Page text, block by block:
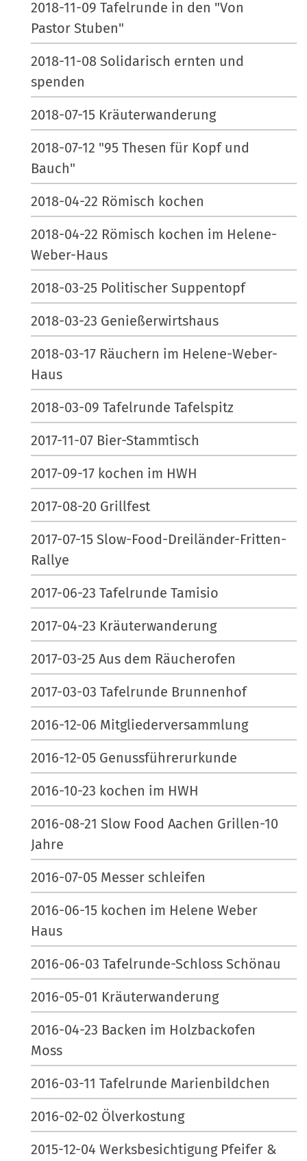
2018-11-09 Tafelrunde in den "Von
Pastor Stuben"
2018-11-08 Solidarisch ernten und
spenden
2018-07-15 Kräuterwanderung
2018-07-12 "95 Thesen für Kopf und
Bauch"
2018-04-22 Römisch kochen
2018-04-22 Römisch kochen im Helene-
Weber-Haus
2018-03-25 Politischer Suppentopf
2018-03-23 Genießerwirtshaus
2018-03-17 Räuchern im Helene-Weber-
Haus
2018-03-09 Tafelrunde Tafelspitz
2017-11-07 Bier-Stammtisch
2017-09-17 kochen im HWH
2017-08-20 Grillfest
2017-07-15 Slow-Food-Dreiländer-Fritten-
Rallye
2017-06-23 Tafelrunde Tamisio
2017-04-23 Kräuterwanderung
2017-03-25 Aus dem Räucherofen
2017-03-03 Tafelrunde Brunnenhof
2016-12-06 Mitgliederversammlung
2016-12-05 Genussführerurkunde
2016-10-23 kochen im HWH
2016-08-21 Slow Food Aachen Grillen-10
Jahre
2016-07-05 Messer schleifen
2016-06-15 kochen im Helene Weber
Haus
2016-06-03 Tafelrunde-Schloss Schönau
2016-05-01 Kräuterwanderung
2016-04-23 Backen im Holzbackofen
Moss
2016-03-11 Tafelrunde Marienbildchen
2016-02-02 Ölverkostung
2015-12-04 Werksbesichtigung Pfeifer &